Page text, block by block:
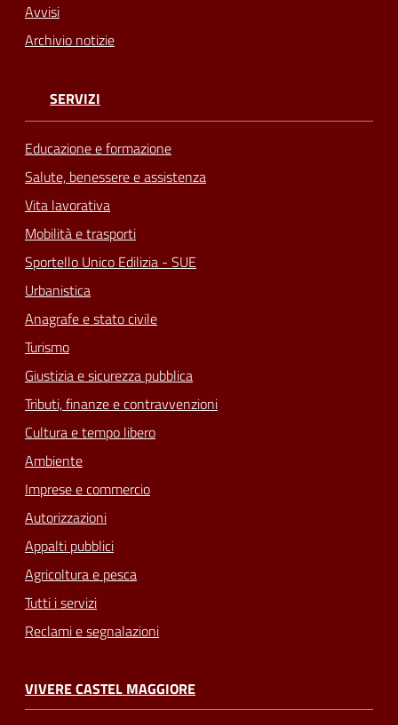
Avvisi
Archivio notizie
SERVIZI
Educazione e formazione
Salute, benessere e assistenza
Vita lavorativa
Mobilità e trasporti
Sportello Unico Edilizia - SUE
Urbanistica
Anagrafe e stato civile
Turismo
Giustizia e sicurezza pubblica
Tributi, finanze e contravvenzioni
Cultura e tempo libero
Ambiente
Imprese e commercio
Autorizzazioni
Appalti pubblici
Agricoltura e pesca
Tutti i servizi
Reclami e segnalazioni
VIVERE CASTEL MAGGIORE